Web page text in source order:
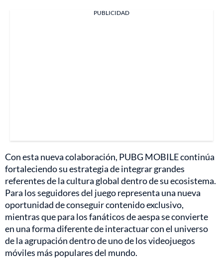
PUBLICIDAD
Con esta nueva colaboración, PUBG MOBILE continúa
fortaleciendo su estrategia de integrar grandes
referentes de la cultura global dentro de su ecosistema.
Para los seguidores del juego representa una nueva
oportunidad de conseguir contenido exclusivo,
mientras que para los fanáticos de aespa se convierte
en una forma diferente de interactuar con el universo
de la agrupación dentro de uno de los videojuegos
móviles más populares del mundo.